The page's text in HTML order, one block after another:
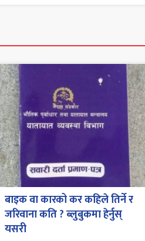
बाइक वा कारको कर कहिले तिर्ने र
जरिवाना कति ? ब्लुबुकमा हेर्नुस्
यसरी